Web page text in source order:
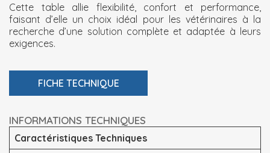
Cette table allie flexibilité, confort et performance,
faisant d’elle un choix idéal pour les vétérinaires à la
recherche d’une solution complète et adaptée à leurs
exigences.
FICHE TECHNIQUE
INFORMATIONS TECHNIQUES
Caractéristiques Techniques